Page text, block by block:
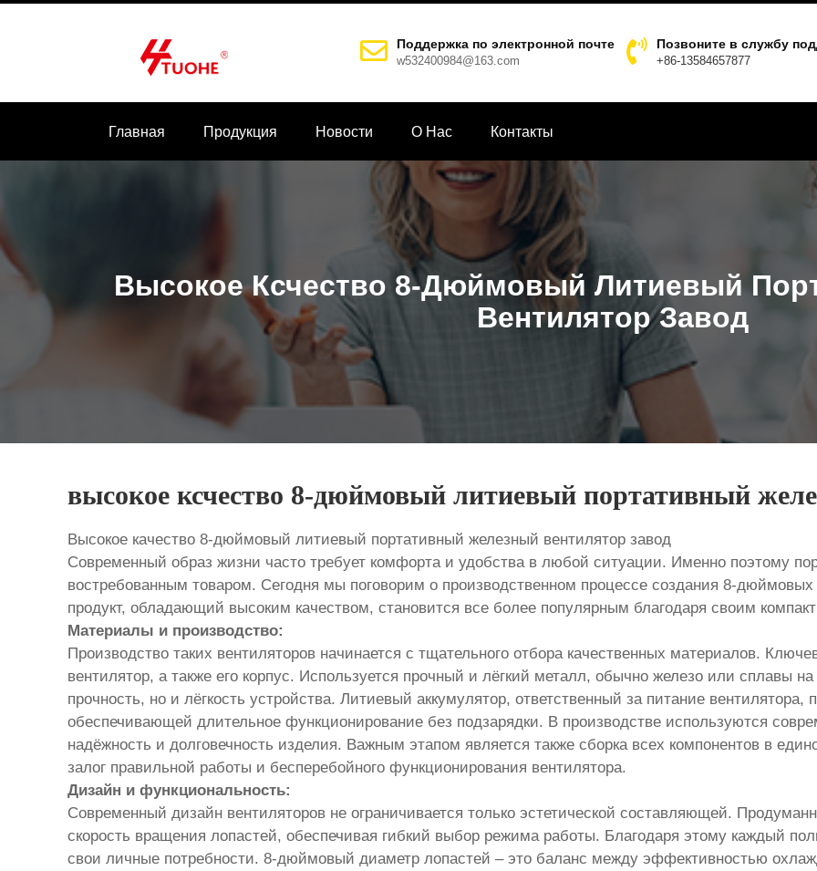
Поддержка по электронной почте
w532400984@163.com
Позвоните в службу
+86-13584657877
Главная Продукция Новости О Hас Контакты
Высокое Ксчество 8-Дюймовый Литиевый
Вентилятор Завод
высокое ксчество 8-дюймовый литиевый портативный
Высокое качество 8-дюймовый литиевый портативный железный вентилятор завод
Современный образ жизни часто требует комфорта и удобства в любой ситуации. Именно поэтому
востребованным товаром. Сегодня мы поговорим о производственном процессе создания 8-
продукт, обладающий высоким качеством, становится все более популярным благодаря своим
Материалы и производство:
Производство таких вентиляторов начинается с тщательного отбора качественных материалов.
вентилятор, а также его корпус. Используется прочный и лёгкий металл, обычно железо или сплавы
прочность, но и лёгкость устройства. Литиевый аккумулятор, ответственный за питание
обеспечивающей длительное функционирование без подзарядки. В производстве используются
надёжность и долговечность изделия. Важным этапом является также сборка всех компонентов в
залог правильной работы и бесперебойного функционирования вентилятора.
Дизайн и функциональность:
Современный дизайн вентиляторов не ограничивается только эстетической составляющей.
скорость вращения лопастей, обеспечивая гибкий выбор режима работы. Благодаря этому каждый
свои личные потребности. 8-дюймовый диаметр лопастей – это баланс между эффективностью